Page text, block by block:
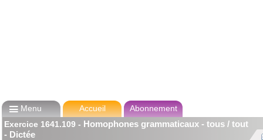
Menu Accueil
Abonnement
Exercice 1641.109 - Homophones grammaticaux - tous / tout
- Dictée